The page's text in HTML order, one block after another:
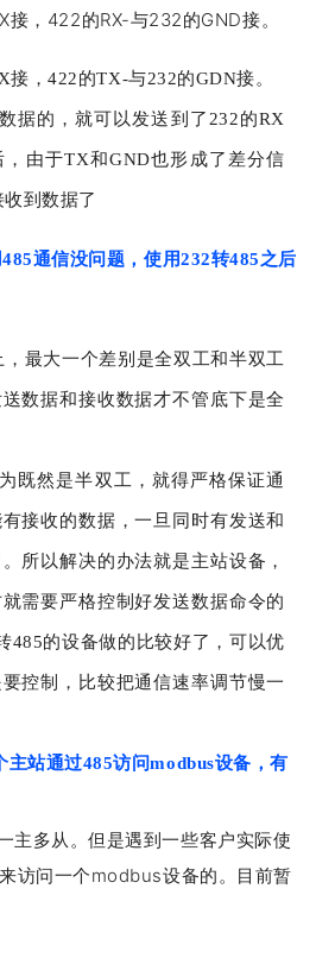
，422的RX-与232的GND接。
，422的TX-与232的GDN接。
据的，就可以发送到了232的RX
，由于TX和GND也形成了差分信
到数据了
通信没问题，使用232转485之后
最大一个差别是全双工和半双工
数据和接收数据才不管底下是全
既然是半双工，就得严格保证通
接收的数据，一旦同时有发送和
所以解决的办法就是主站设备，
需要严格控制好发送数据命令的
485的设备做的比较好了，可以优
控制，比较把通信速率调节慢一
站通过485访问modbus设备，有
主多从。但是遇到一些客户实际使
访问一个modbus设备的。目前暂